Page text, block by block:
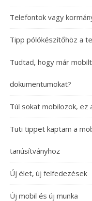
Telefontok vagy
Tipp pólókészítőhöz a
Tudtad, hogy már
dokumentumokat?
Túl sokat mobilozok, ez
Tuti tippet kaptam a
tanúsítványhoz
Új élet, új felfedezések
Új mobil és új munka